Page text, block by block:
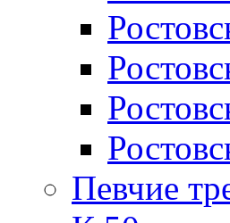
Певчие